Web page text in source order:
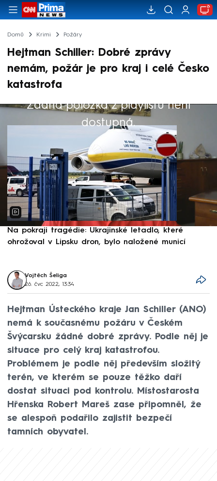
Domů Krimi Požáry
Hejtman Schiller: Dobré zprávy
nemám, požár je pro kraj i celé Česko
katastrofa
Žádná položka z playlistu není
dostupná.
Výběr redakce
Na pokraji tragédie: Ukrajinské letadlo, které
ohrožoval v Lipsku dron, bylo naložené municí
Vojtěch Šeliga
26. čvc 2022, 13:34
Hejtman Ústeckého kraje Jan Schiller (ANO)
nemá k současnému požáru v Českém
Švýcarsku žádné dobré zprávy. Podle něj je
situace pro celý kraj katastrofou.
Problémem je podle něj především složitý
terén, ve kterém se pouze těžko daří
dostat situaci pod kontrolu. Místostarosta
Hřenska Robert Mareš zase připomněl, že
se alespoň podařilo zajistit bezpečí
tamních obyvatel.